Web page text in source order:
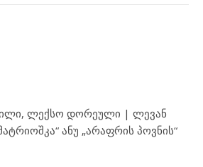
ლექსო დორეული | ლევან
ანუ „არაფრის პოვნის“